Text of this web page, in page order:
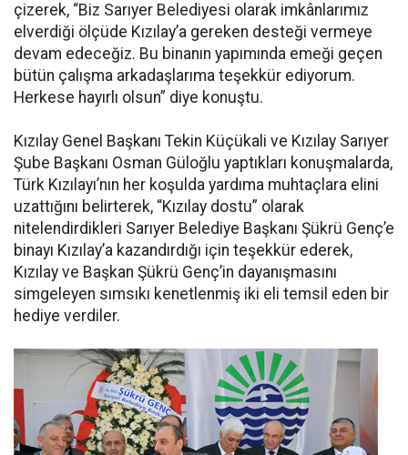
çizerek, “Biz Sarıyer Belediyesi olarak imkânlarımız
elverdiği ölçüde Kızılay’a gereken desteği vermeye
devam edeceğiz. Bu binanın yapımında emeği geçen
bütün çalışma arkadaşlarıma teşekkür ediyorum.
Herkese hayırlı olsun” diye konuştu.
Kızılay Genel Başkanı Tekin Küçükali ve Kızılay Sarıyer
Şube Başkanı Osman Güloğlu yaptıkları konuşmalarda,
Türk Kızılayı’nın her koşulda yardıma muhtaçlara elini
uzattığını belirterek, “Kızılay dostu” olarak
nitelendirdikleri Sarıyer Belediye Başkanı Şükrü Genç’e
binayı Kızılay’a kazandırdığı için teşekkür ederek,
Kızılay ve Başkan Şükrü Genç’in dayanışmasını
simgeleyen sımsıkı kenetlenmiş iki eli temsil eden bir
hediye verdiler.